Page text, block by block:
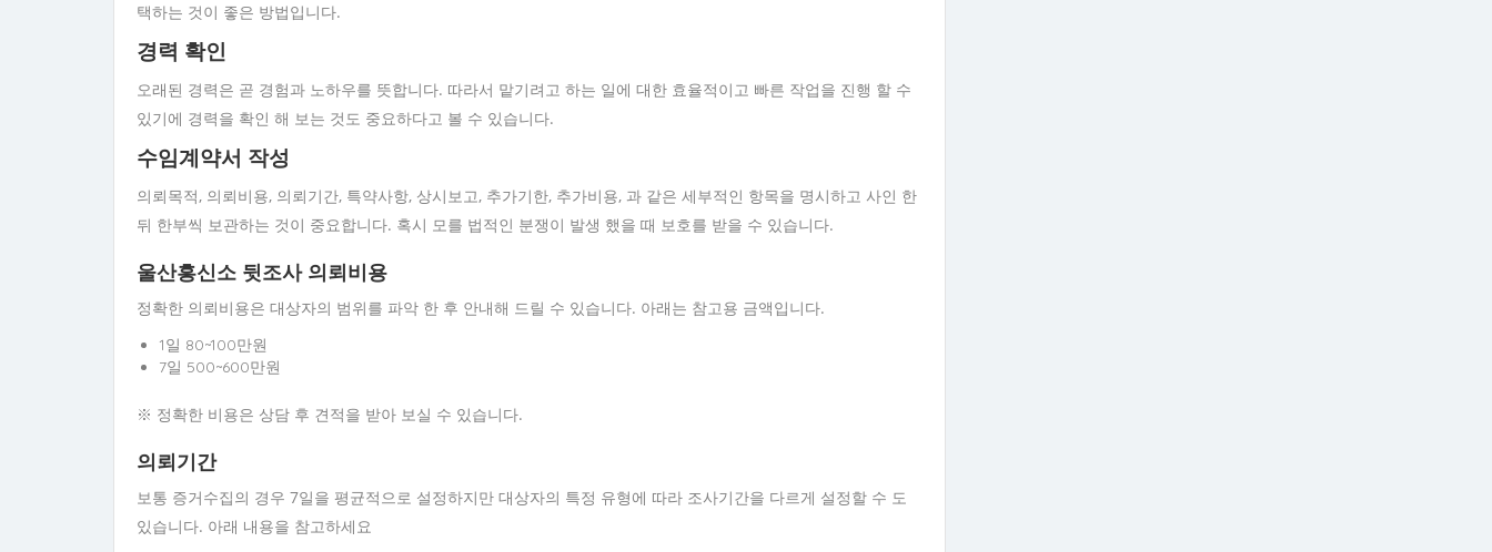
택하는 것이 좋은 방법입니다.
경력 확인
오래된 경력은 곧 경험과 노하우를 뜻합니다. 따라서 맡기려고 하는 일에 대한 효율적이고 빠른 작업을 진행 할 수
있기에 경력을 확인 해 보는 것도 중요하다고 볼 수 있습니다.
수임계약서 작성
의뢰목적, 의뢰비용, 의뢰기간, 특약사항, 상시보고, 추가기한, 추가비용, 과 같은 세부적인 항목을 명시하고 사인 한
뒤 한부씩 보관하는 것이 중요합니다. 혹시 모를 법적인 분쟁이 발생 했을 때 보호를 받을 수 있습니다.
울산흥신소 뒷조사 의뢰비용
정확한 의뢰비용은 대상자의 범위를 파악 한 후 안내해 드릴 수 있습니다. 아래는 참고용 금액입니다.
1일 80~100만원
7일 500~600만원
※ 정확한 비용은 상담 후 견적을 받아 보실 수 있습니다.
의뢰기간
보통 증거수집의 경우 7일을 평균적으로 설정하지만 대상자의 특정 유형에 따라 조사기간을 다르게 설정할 수 도
있습니다. 아래 내용을 참고하세요